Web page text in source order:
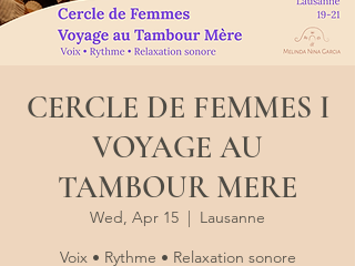
CERCLE DE FEMMES I
VOYAGE AU
TAMBOUR MERE
Wed, Apr 15
  |
Lausanne
Voix • Rythme • Relaxation sonore